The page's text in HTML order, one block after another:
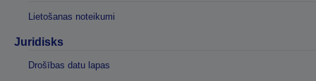
Lietošanas noteikumi
Juridisks
Drošības datu lapas